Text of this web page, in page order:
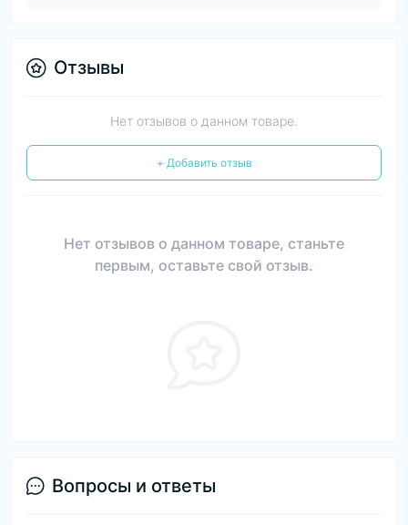
Отзывы
Нет отзывов о данном товаре.
+ Добавить отзыв
Нет отзывов о данном товаре, станьте
первым, оставьте свой отзыв.
Вопросы и ответы